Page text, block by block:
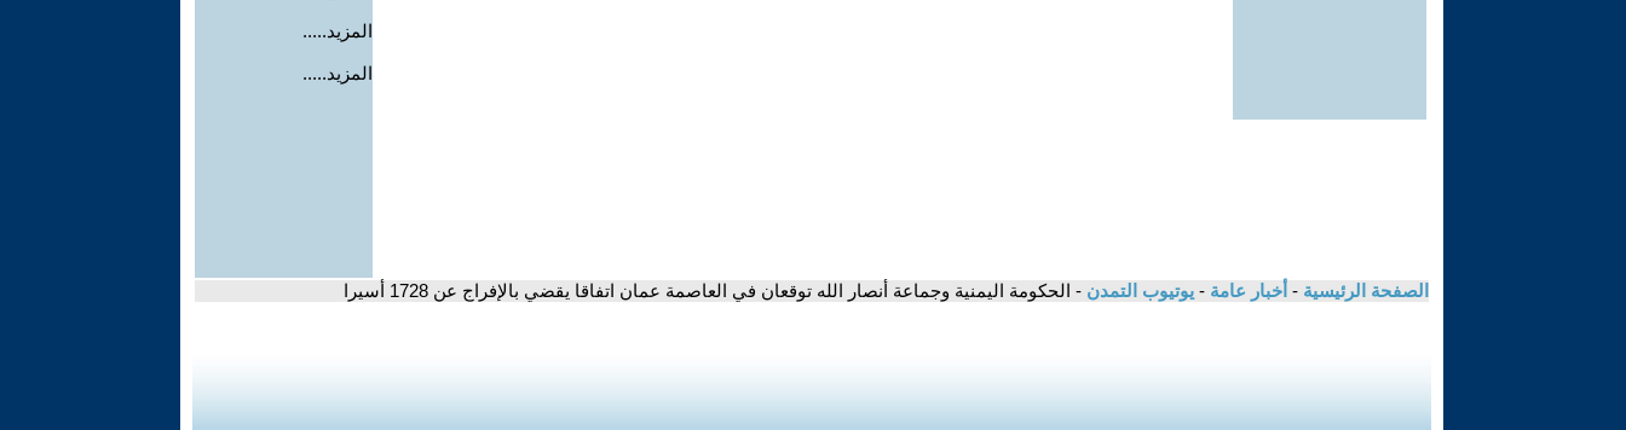
المزيد.....
المزيد.....
الصفحة الرئيسية - أخبار عامة - يوتيوب التمدن - الحكومة اليمنية وجماعة أنصار الله توقعان في العاصمة عمان اتفاقا يقضي بالإفراج عن 1728 أسيرا